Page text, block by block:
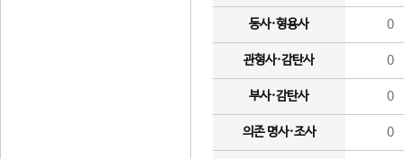
동사·형용사 0
관형사·감탄사 0
부사·감탄사 0
의존 명사·조사 0